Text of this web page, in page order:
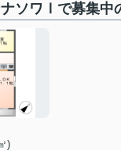
ソワⅠで募集中
)